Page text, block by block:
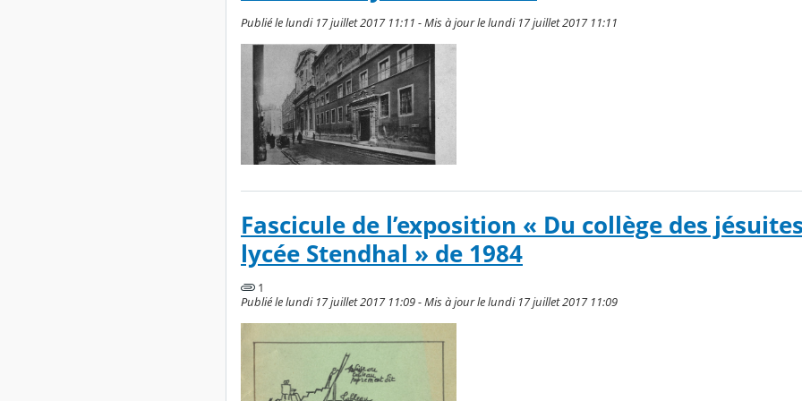
Publié le lundi 17 juillet 2017 11:11 - Mis à jour le lundi 17 juillet 2017 11:11
Fascicule de l’exposition « Du collège des
lycée Stendhal » de 1984
1
Publié le lundi 17 juillet 2017 11:09 - Mis à jour le lundi 17 juillet 2017 11:09